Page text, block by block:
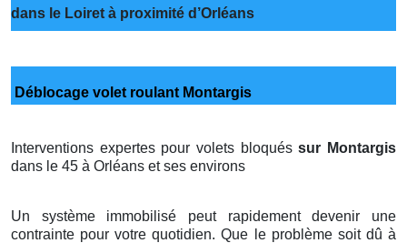
dans le Loiret à proximité d’Orléans
Déblocage volet roulant Montargis
Interventions expertes pour volets bloquéssur Montargis
dans le 45 à Orléans et ses environs
Un système immobilisé peut rapidement devenir une
contrainte pour votre quotidien. Que le problème soit dû à